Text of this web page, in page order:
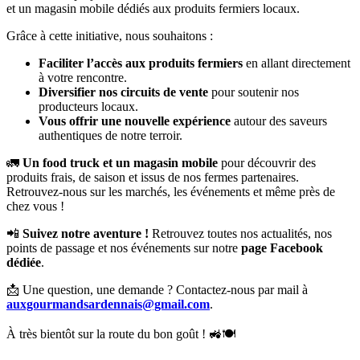
et un magasin mobile dédiés aux produits fermiers locaux.
Grâce à cette initiative, nous souhaitons :
Faciliter l’accès aux produits fermiers en allant directement
à votre rencontre.
Diversifier nos circuits de vente pour soutenir nos
producteurs locaux.
Vous offrir une nouvelle expérience autour des saveurs
authentiques de notre terroir.
🚛 Un food truck et un magasin mobile pour découvrir des
produits frais, de saison et issus de nos fermes partenaires.
Retrouvez-nous sur les marchés, les événements et même près de
chez vous !
📲 Suivez notre aventure ! Retrouvez toutes nos actualités, nos
points de passage et nos événements sur notre page Facebook
dédiée.
📩 Une question, une demande ? Contactez-nous par mail à
auxgourmandsardennais@gmail.com.
À très bientôt sur la route du bon goût ! 🚜🍽️